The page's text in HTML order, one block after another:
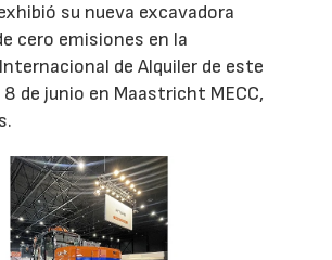
su nueva excavadora
cero emisiones en la
de Alquiler de este
8 de junio en Maastricht MECC,